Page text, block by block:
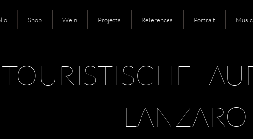
Shop Wein Projects References Portrait Music